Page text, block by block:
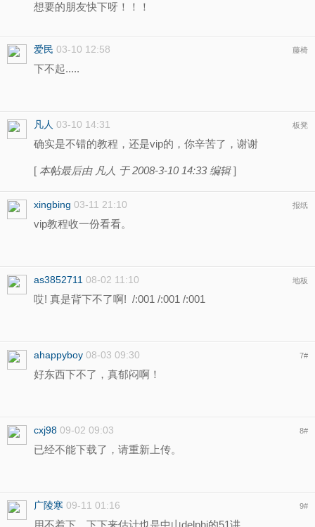
想要的朋友快下呀！！！
爱民 03-10 12:58 藤椅
下不起.....
凡人 03-10 14:31 板凳
确实是不错的教程，还是vip的，你辛苦了，谢谢
[ 本帖最后由 凡人 于 2008-3-10 14:33 编辑]
xingbing 03-11 21:10 报纸
vip教程收一份看看。
as3852711 08-02 11:10 地板
哎! 真是背下不了啊! /:001 /:001 /:001
ahappyboy 08-03 09:30 7#
好东西下不了，真郁闷啊！
cxj98 09-02 09:03 8#
已经不能下载了，请重新上传。
广陵寒 09-11 01:16 9#
用不着下，下下来估计也是中山delphi的51讲、、、、、、